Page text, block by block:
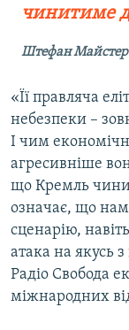
чинитиме
Штефан Майстер
«Її правляча
небезпеки –
І чим
агресивніше
що Кремль
означає, що нам
сценарію,
атака на якусь
Радіо Свобода
міжнародних